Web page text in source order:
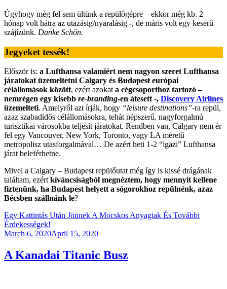
Úgyhogy még fel sem ültünk a repülőgépre – ekkor még kb. 2
hónap volt hátra az utazásig/nyaralásig -, de máris volt egy keserű
szájízünk. Danke Schön.
Jegyeket tessék!
Először is: a Lufthansa valamiért nem nagyon szeret Lufthansa
járatokat üzemeltetni Calgary és Budapest európai
célállomások között, ezért azokat a cégcsoporthoz tartozó –
nemrégen egy kisebb re-branding-en átesett -, Discovery Airlines
üzemelteti. Amelyről azt írják, hogy “leisure destinations”-ra repül,
azaz szabadidős célállomásokra, tehát népszerű, nagyforgalmú
turisztikai városokba teljesít járatokat. Rendben van, Calgary nem ér
fel egy Vancouver, New York, Toronto, vagy LA méretű
metropolisz utasforgalmával… De azért heti 1-2 “igazi” Lufthansa
járat beleférhetne.
Mivel a Calgary – Budapest repülőutat még így is kissé drágának
találtam, ezért kíváncsiságból megnéztem, hogy mennyit kellene
fiztenünk, ha Budapest helyett a sógorokhoz repülnénk, azaz
Bécsben szállnánk le?
Egy Kattintás Után Jönnek A Mocskos Anyagiak És További
Érdekességek!
Posted
March 6, 2020April 15, 2020
A Kanadai Titanic Busz